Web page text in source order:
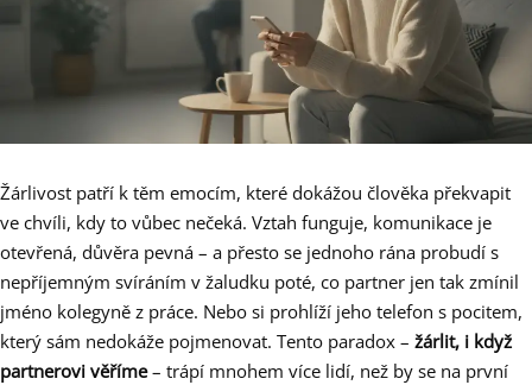
Žárlivost patří k těm emocím, které dokážou člověka překvapit
ve chvíli, kdy to vůbec nečeká. Vztah funguje, komunikace je
otevřená, důvěra pevná – a přesto se jednoho rána probudí s
nepříjemným svíráním v žaludku poté, co partner jen tak zmínil
jméno kolegyně z práce. Nebo si prohlíží jeho telefon s pocitem,
který sám nedokáže pojmenovat. Tento paradox – žárlit, i když
partnerovi věříme– trápí mnohem více lidí, než by se na první